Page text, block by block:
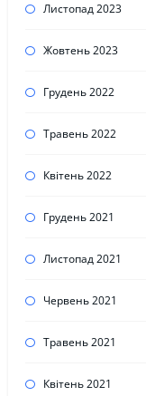
Листопад 2023
Жовтень 2023
Грудень 2022
Травень 2022
Квітень 2022
Грудень 2021
Листопад 2021
Червень 2021
Травень 2021
Квітень 2021